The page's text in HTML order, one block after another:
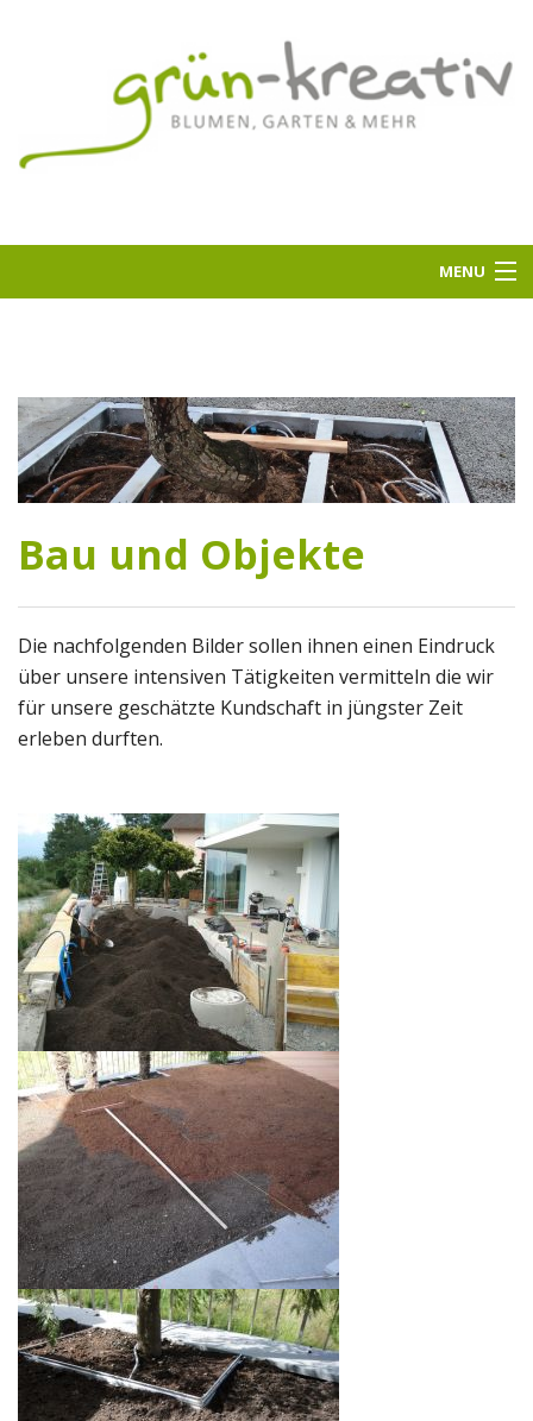
MENU
Aktuell
Bepflanzter Kalktuff
Unsere Kompetenzen
Kontakt & Standort
Bau und Objekte
Die nachfolgenden Bilder sollen ihnen einen Eindruck
über unsere intensiven Tätigkeiten vermitteln die wir
für unsere geschätzte Kundschaft in jüngster Zeit
erleben durften.